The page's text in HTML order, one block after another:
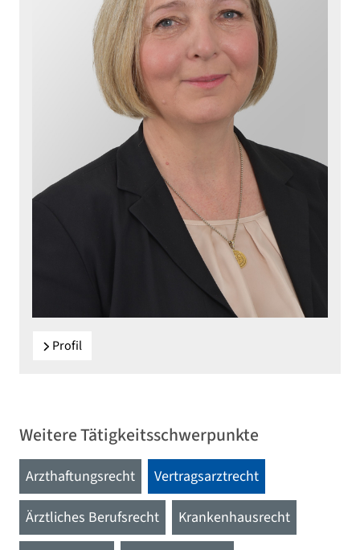
Profil
Weitere Tätigkeitsschwerpunkte
Arzthaftungsrecht Vertragsarztrecht
Ärztliches Berufsrecht Krankenhausrecht